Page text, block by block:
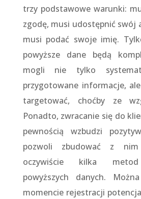
trzy podstawowe warunki:
zgodę, musi udostępnić swój
musi podać swoje imię.
powyższe dane będą
mogli nie tylko
przygotowane informacje,
targetować, choćby ze
Ponadto, zwracanie się do
pewnością wzbudzi
pozwoli zbudować z
oczywiście kilka metod
powyższych danych.
momencie rejestracji